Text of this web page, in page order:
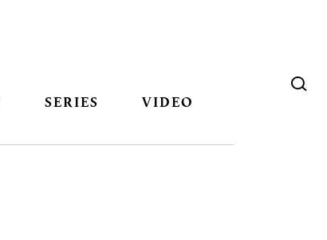
SERIES VIDEO